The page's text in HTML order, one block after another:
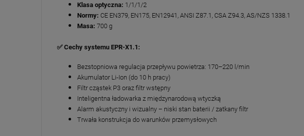
Klasa optyczna: 1/1/1/2
Normy: CE EN379, EN175, EN12941, ANSI Z87.1, CSA Z94.3, AS/NZS 1338.1
Masa: 700 g
✅ Cechy systemu EPR-X1.1:
Bezstopniowa regulacja przepływu powietrza: 170–220 l/min
Akumulator Li-Ion (do 10 h pracy)
Filtr cząstek P3 oraz filtr wstępny
Inteligentna ładowarka z międzynarodową wtyczką
Alarm akustyczny i wizualny – niski stan baterii / zatkany filtr
Trwała konstrukcja do warunków przemysłowych